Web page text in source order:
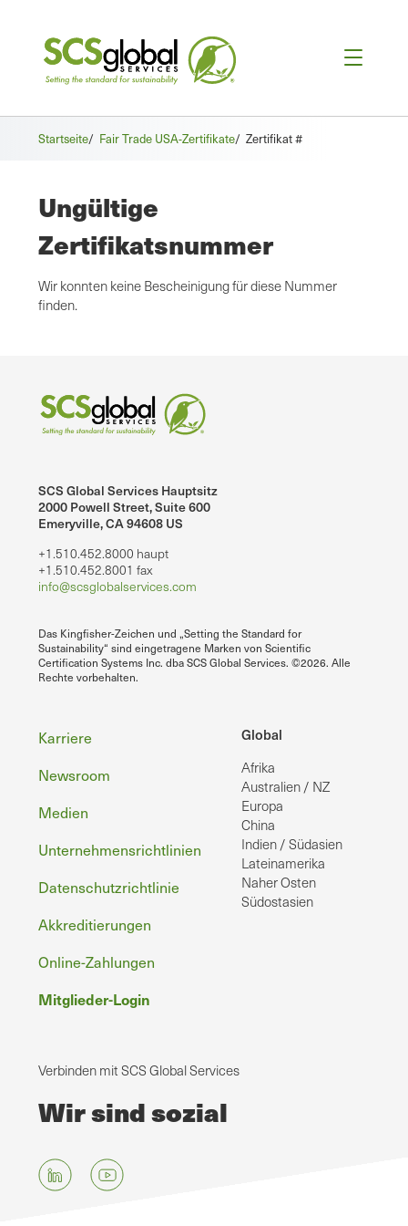
Startseite/ Fair Trade USA-Zertifikate/ Zertifikat #
Ungültige
Zertifikatsnummer
Wir konnten keine Bescheinigung für diese Nummer
finden.
SCS Global Services Hauptsitz
2000 Powell Street, Suite 600
Emeryville, CA 94608 US
+1.510.452.8000 haupt
+1.510.452.8001 fax
info@scsglobalservices.com
Das Kingfisher-Zeichen und „Setting the Standard for
Sustainability“ sind eingetragene Marken von Scientific
Certification Systems Inc. dba SCS Global Services. ©2026. Alle
Rechte vorbehalten.
Global
Afrika
Australien / NZ
Europa
China
Indien / Südasien
Lateinamerika
Naher Osten
Südostasien
Fußzeile
Karriere
Newsroom
Medien
Unternehmensrichtlinien
Datenschutzrichtlinie
Akkreditierungen
Online-Zahlungen
Mitglieder-Login
Verbinden mit SCS Global Services
Wir sind sozial